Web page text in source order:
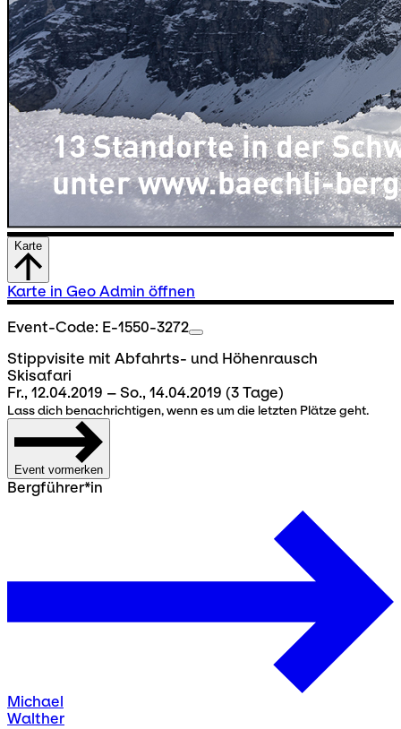
Karte
Karte in Geo Admin öffnen
Event-Code: E-1550-3272
Stippvisite mit Abfahrts- und Höhenrausch
Skisafari
Fr., 12.04.2019 – So., 14.04.2019 (3 Tage)
Lass dich benachrichtigen, wenn es um die letzten Plätze geht.
Event vormerken
Bergführer*in
Michael
Walther